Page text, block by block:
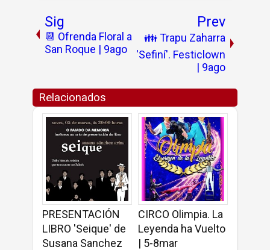
Sig
📆 Ofrenda Floral a
San Roque | 9ago
Prev
👪 Trapu Zaharra
'Sefiní'. Festiclown
| 9ago
Relacionados
PRESENTACIÓN
LIBRO 'Seique' de
Susana Sanchez
CIRCO Olimpia. La
Leyenda ha Vuelto
| 5-8mar